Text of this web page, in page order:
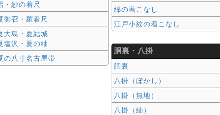
・紗の着尺
御召・羅着尺
大島・夏結城
塩沢・夏の紬
の八寸名古屋帯
綿の着こなし
江戸小紋の着こなし
胴裏・八掛
胴裏
八掛（ぼかし）
八掛（無地）
八掛（紬）